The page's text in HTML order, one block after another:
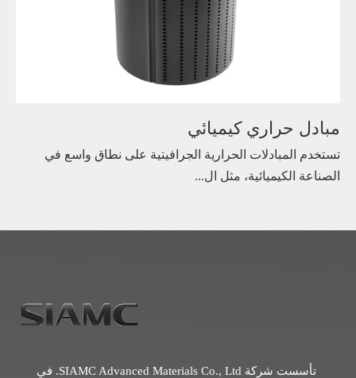
مبادل حراري كيميائي
تستخدم المبادلات الحرارية الجرافيتية على نطاق واسع في
الصناعة الكيميائية، مثل ال...
تأسست شركة SIAMC Advanced Materials Co., Ltd. في